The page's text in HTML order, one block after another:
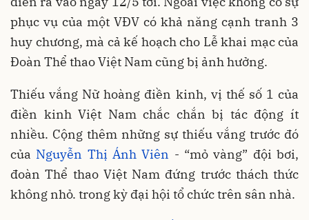
phục vụ của một VĐV có khả năng cạnh tranh 3
huy chương, mà cả kế hoạch cho Lễ khai mạc của
Đoàn Thể thao Việt Nam cũng bị ảnh hưởng.
Thiếu vắng Nữ hoàng điền kinh, vị thế số 1 của
điền kinh Việt Nam chắc chắn bị tác động ít
nhiều. Cộng thêm những sự thiếu vắng trước đó
của Nguyễn Thị Ánh Viên - “mỏ vàng” đội bơi,
đoàn Thể thao Việt Nam đứng trước thách thức
không nhỏ. trong kỳ đại hội tổ chức trên sân nhà.